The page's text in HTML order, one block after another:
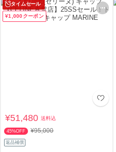
タイムセール
¥1,000クーポン
¥51,480送料込
45%OFF ¥95,000
返品補償